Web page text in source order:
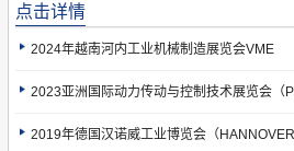
点击详情
2024年越南河内工业机械制造展览会VME
2023亚洲国际动力传动与控制技术展览会（
2019年德国汉诺威工业博览会（HANNOVER